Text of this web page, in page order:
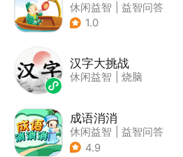
休闲益智
益智问答
| 成语
1.0
汉字大挑战
休闲益智 烧脑
成语消消
休闲益智
益智问答
| 成语
4.9